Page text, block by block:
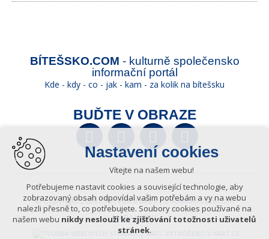
BÍTEŠSKO.COM - kulturně společensko
informační portál
Kde - kdy - co - jak - kam - za kolik na bítešsku
BUĎTE V OBRAZE
© Copyright 2026 ICKK Velká Bíteš |info@bitessko.com
MAPA WEBU
Nastavení cookies
Vítejte na našem webu!
Potřebujeme nastavit cookies a související technologie, aby
zobrazovaný obsah odpovídal vašim potřebám a vy na webu
nalezli přesně to, co potřebujete. Soubory cookies používané na
našem webu nikdy neslouží ke zjišťování totožnosti uživatelů
stránek.